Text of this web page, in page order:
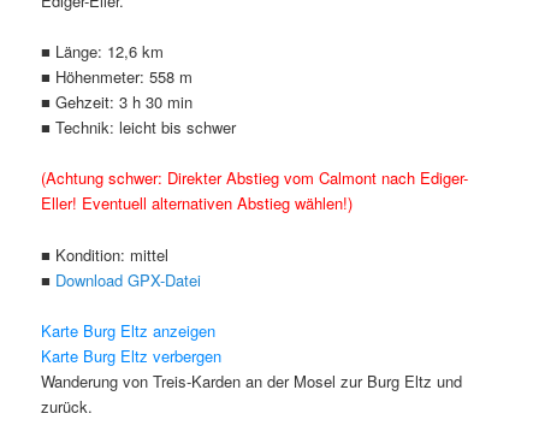
■ Länge: 12,6 km
■ Höhenmeter: 558 m
■ Gehzeit: 3 h 30 min
■ Technik: leicht bis schwer
(Achtung schwer: Direkter Abstieg vom Calmont nach Ediger-
Eller! Eventuell alternativen Abstieg wählen!)
■ Kondition: mittel
■ Download GPX-Datei
Karte Burg Eltz anzeigen
Karte Burg Eltz verbergen
Wanderung von Treis-Karden an der Mosel zur Burg Eltz und
zurück.